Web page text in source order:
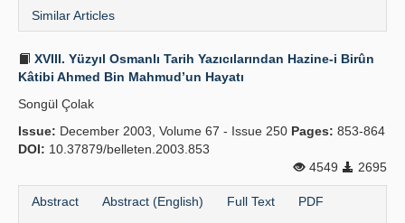
Similar Articles
XVIII. Yüzyıl Osmanlı Tarih Yazıcılarından Hazine-i Birûn
Kâtibi Ahmed Bin Mahmud’un Hayatı
Songül Çolak
Issue: December 2003, Volume 67 - Issue 250 Pages: 853-864
DOI: 10.37879/belleten.2003.853
4549
2695
Abstract Abstract (English) Full Text PDF